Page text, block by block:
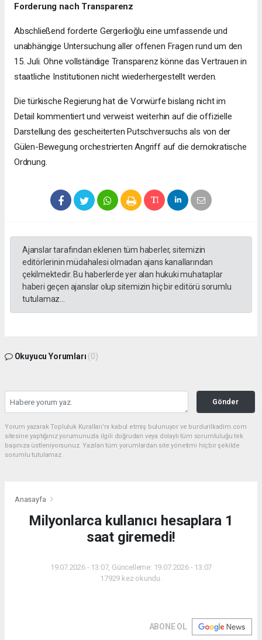
Forderung nach Transparenz
Abschließend forderte Gergerlioğlu eine umfassende und
unabhängige Untersuchung aller offenen Fragen rund um den
15. Juli. Ohne vollständige Transparenz könne das Vertrauen in
staatliche Institutionen nicht wiederhergestellt werden.
Die türkische Regierung hat die Vorwürfe bislang nicht im
Detail kommentiert und verweist weiterhin auf die offizielle
Darstellung des gescheiterten Putschversuchs als von der
Gülen-Bewegung orchestrierten Angriff auf die demokratische
Ordnung.
Ajanslar tarafından eklenen tüm haberler, sitemizin
editörlerinin müdahalesi olmadan ajans kanallarından
çekilmektedir. Bu haberlerde yer alan hukuki muhataplar
haberi geçen ajanslar olup sitemizin hiç bir editörü sorumlu
tutulamaz...
Okuyucu Yorumları (0)
Gönder
Yorum yazarak Topluluk Kuralları’nı kabul etmiş bulunuyor ve burdurilkadim.com
sitesine yaptığınız yorumunuzla ilgili doğrudan veya dolaylı tüm sorumluluğu tek
başınıza üstleniyorsunuz. Yazılan tüm yorumlardan site yönetimi hiçbir şekilde
sorumlu tutulamaz.
Anasayfa
Milyonlarca kullanıcı hesaplara 1
saat giremedi!
19.07.2026 - 13:07, Güncelleme: 19.07.2026 - 13:07
17929 kez okundu.
ABONE OL